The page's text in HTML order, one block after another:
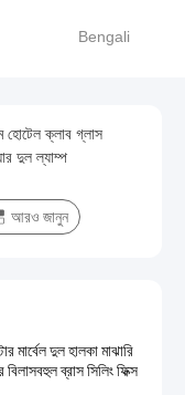
Bengali
হোটেল ক্লাব গ্লাস
দুল ল্যাম্প
আরও জানুন
মার্বেল দুল হালকা মাঝারি
ব্রাস সিলিং ফিক্স